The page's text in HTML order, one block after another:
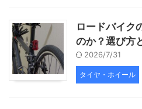
ロードバイク
のか？選び方
2026/7/31
タイヤ・ホイール